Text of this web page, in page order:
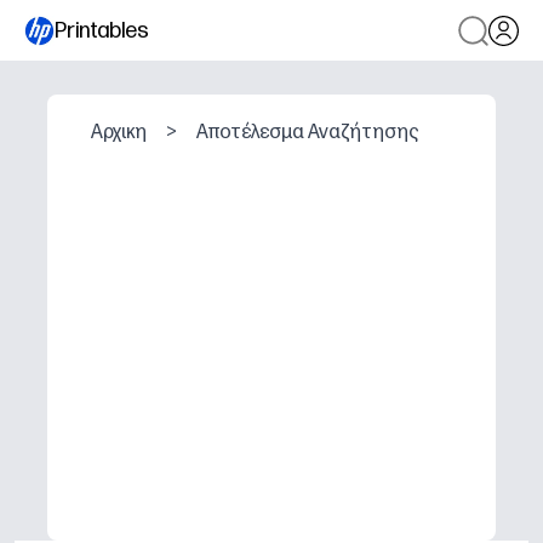
Printables
Αρχικη > Αποτέλεσμα Αναζήτησης